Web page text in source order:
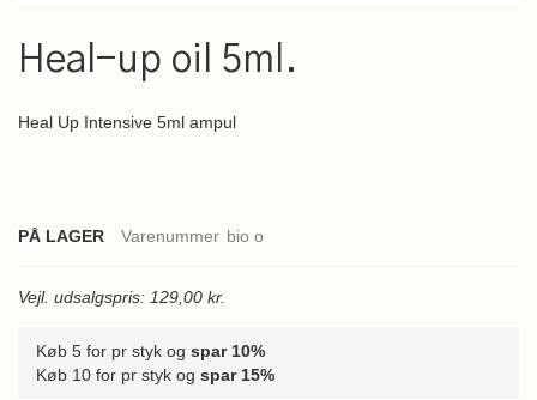
til
starten
Heal-up oil 5ml.
Heal Up Intensive 5ml ampul
PÅ LAGER Varenummer bio o
Vejl. udsalgspris: 129,00 kr.
Køb 5 for pr styk og spar10%
Køb 10 for pr styk og spar15%